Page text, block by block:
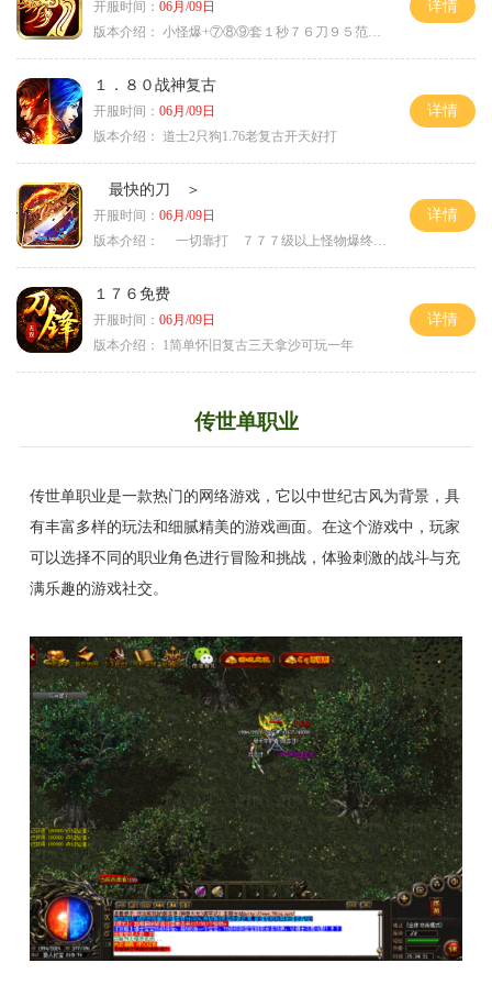
开服时间： 06月/09日
版本介绍： 小怪爆+⑦⑧⑨套１秒７６刀９５范围捡
详情
１．８０战神复古
开服时间： 06月/09日
版本介绍： 道士2只狗1.76老复古开天好打
详情
最快的刀 ＞
开服时间： 06月/09日
版本介绍：
一切靠打 ７７７级以上怪物爆终极 ＞
详情
１７６免费
开服时间： 06月/09日
版本介绍：
1简单怀旧复古三天拿沙可玩一年
详情
传世单职业
传世单职业是一款热门的网络游戏，它以中世纪古风为背景，具
有丰富多样的玩法和细腻精美的游戏画面。在这个游戏中，玩家
可以选择不同的职业角色进行冒险和挑战，体验刺激的战斗与充
满乐趣的游戏社交。